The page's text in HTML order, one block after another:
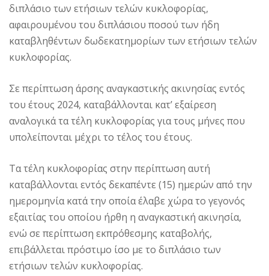
διπλάσιο των ετήσιων τελών κυκλοφορίας,
αφαιρουμένου του διπλάσιου ποσού των ήδη
καταβληθέντων δωδεκατημορίων των ετήσιων τελών
κυκλοφορίας.
Σε περίπτωση άρσης αναγκαστικής ακινησίας εντός
του έτους 2024, καταβάλλονται κατ’ εξαίρεση
αναλογικά τα τέλη κυκλοφορίας για τους μήνες που
υπολείπονται μέχρι το τέλος του έτους.
Τα τέλη κυκλοφορίας στην περίπτωση αυτή
καταβάλλονται εντός δεκαπέντε (15) ημερών από την
ημερομηνία κατά την οποία έλαβε χώρα το γεγονός
εξαιτίας του οποίου ήρθη η αναγκαστική ακινησία,
ενώ σε περίπτωση εκπρόθεσμης καταβολής,
επιβάλλεται πρόστιμο ίσο με το διπλάσιο των
ετήσιων τελών κυκλοφορίας.